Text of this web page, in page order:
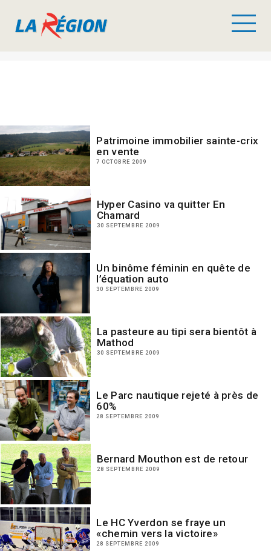
Patrimoine immobilier sainte-crix
en vente
7 OCTOBRE 2009
Hyper Casino va quitter En
Chamard
30 SEPTEMBRE 2009
Un binôme féminin en quête de
l’équation auto
30 SEPTEMBRE 2009
La pasteure au tipi sera bientôt à
Mathod
30 SEPTEMBRE 2009
Le Parc nautique rejeté à près de
60%
28 SEPTEMBRE 2009
Bernard Mouthon est de retour
28 SEPTEMBRE 2009
Le HC Yverdon se fraye un
«chemin vers la victoire»
28 SEPTEMBRE 2009